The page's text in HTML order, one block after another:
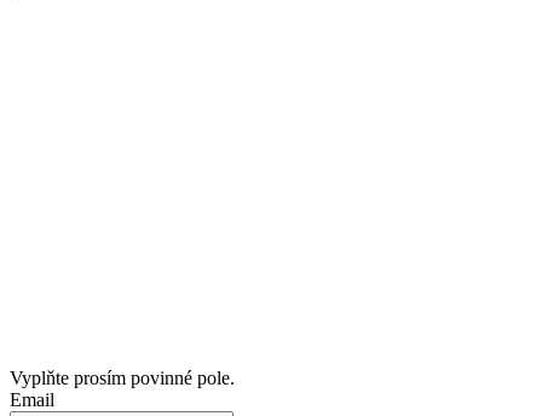
Vyplňte prosím povinné pole.
Email